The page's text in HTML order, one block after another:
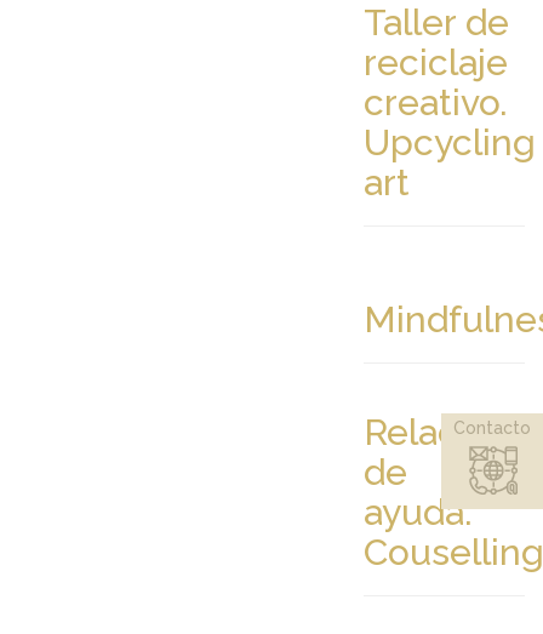
Taller de
reciclaje
creativo.
Upcycling
art
Relación
de
ayuda.
Couselling
Contacto